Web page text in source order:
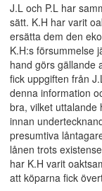
J.L och P.L har
sätt. K.H har varit
ersätta dem den
K.H:s försummelse
hand görs gällande
fick uppgiften från
denna information
bra, vilket uttalande
innan
presumtiva
lånen trots
har K.H varit
att köparna fick